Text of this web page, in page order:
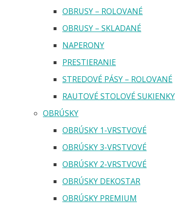
OBRUSY – ROLOVANÉ
OBRUSY – SKLADANÉ
NAPERONY
PRESTIERANIE
STREDOVÉ PÁSY – ROLOVANÉ
RAUTOVÉ STOLOVÉ SUKIENKY
OBRÚSKY
OBRÚSKY 1-VRSTVOVÉ
OBRÚSKY 3-VRSTVOVÉ
OBRÚSKY 2-VRSTVOVÉ
OBRÚSKY DEKOSTAR
OBRÚSKY PREMIUM